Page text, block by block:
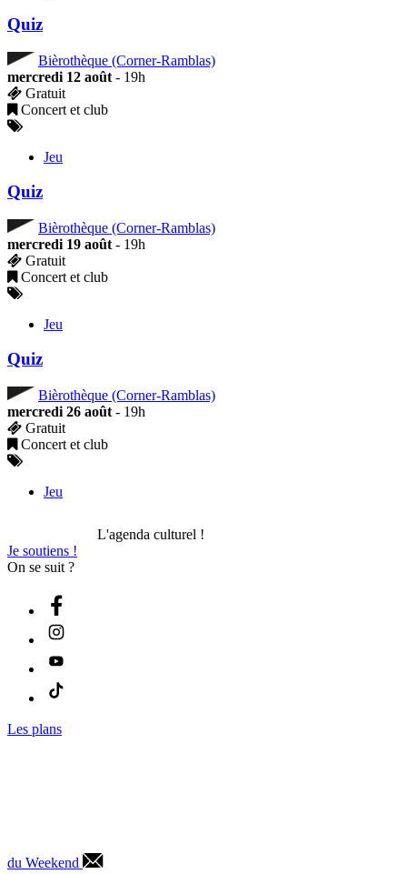
Quiz
Bièrothèque (Corner-Ramblas)
mercredi 12 août - 19h
Gratuit
Concert et club
Jeu
Quiz
Bièrothèque (Corner-Ramblas)
mercredi 19 août - 19h
Gratuit
Concert et club
Jeu
Quiz
Bièrothèque (Corner-Ramblas)
mercredi 26 août - 19h
Gratuit
Concert et club
Jeu
L'agenda culturel !
Je soutiens !
On se suit ?
Les plans
du Weekend